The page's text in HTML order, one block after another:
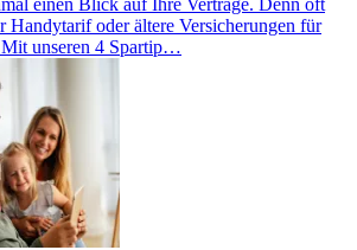
Handytarif oder ältere Versicherungen für
unseren 4 Spartip…